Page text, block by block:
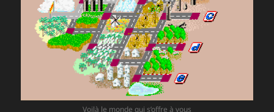
Voilà le monde qui s’offre à vous